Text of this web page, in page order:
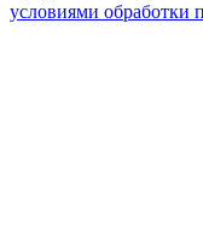
условиями обработки